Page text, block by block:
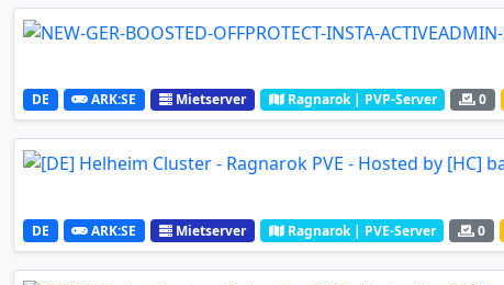
DE ARK:SE Mietserver Ragnarok | PVP-Server 0
DE ARK:SE Mietserver Ragnarok | PVE-Server 0